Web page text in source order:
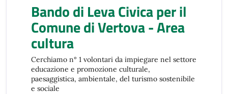
Bando di Leva Civica per il
Comune di Vertova - Area
cultura
Cerchiamo n° 1 volontari da impiegare nel settore
educazione e promozione culturale,
paesaggistica, ambientale, del turismo sostenibile
e sociale